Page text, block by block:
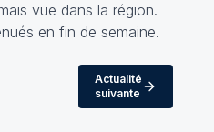
vue dans la région.
en fin de semaine.
Actualité
suivante